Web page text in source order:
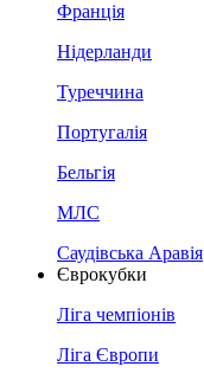
Франція
Нідерланди
Туреччина
Португалія
Бельгія
МЛС
Саудівська Аравія
Єврокубки
Ліга чемпіонів
Ліга Європи